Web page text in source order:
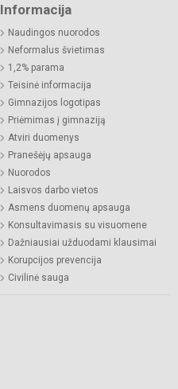
Informacija
Naudingos nuorodos
Neformalus švietimas
1,2% parama
Teisinė informacija
Gimnazijos logotipas
Priėmimas į gimnaziją
Atviri duomenys
Pranešėjų apsauga
Nuorodos
Laisvos darbo vietos
Asmens duomenų apsauga
Konsultavimasis su visuomene
Dažniausiai užduodami klausimai
Korupcijos prevencija
Civilinė sauga